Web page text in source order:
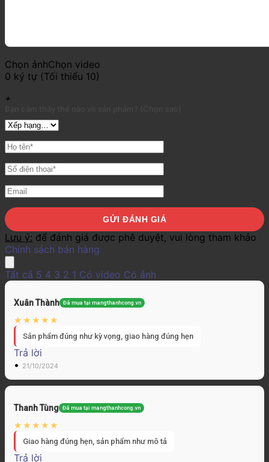
Chọn ảnhChọn video
0 ký tự (Tối thiểu 10)
+
Lưu ý: để đánh giá được phê duyệt, vui lòng tham khảo
Chính sách bán hàng
Tất cả 5 4 3 2 1 Có video Có ảnh
Xuân Thành Đã mua tại mangthanhcong.vn
Sản phẩm đúng như kỳ vọng, giao hàng đúng hẹn
Trả lời
• 21/10/2024
Thanh Tùng Đã mua tại mangthanhcong.vn
Giao hàng đúng hẹn, sản phẩm như mô tả
Trả lời